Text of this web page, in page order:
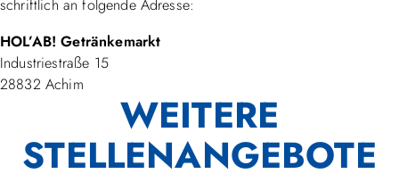
schriftlich an folgende Adresse:
HOL’AB! Getränkemarkt
Industriestraße 15
28832 Achim
WEITERE
STELLENANGEBOTE